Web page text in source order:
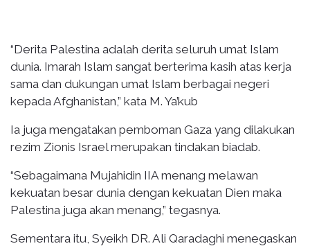
“Derita Palestina adalah derita seluruh umat Islam
dunia. Imarah Islam sangat berterima kasih atas kerja
sama dan dukungan umat Islam berbagai negeri
kepada Afghanistan,” kata M. Ya’kub
Ia juga mengatakan pemboman Gaza yang dilakukan
rezim Zionis Israel merupakan tindakan biadab.
“Sebagaimana Mujahidin IIA menang melawan
kekuatan besar dunia dengan kekuatan Dien maka
Palestina juga akan menang,” tegasnya.
Sementara itu, Syeikh DR. Ali Qaradaghi menegaskan